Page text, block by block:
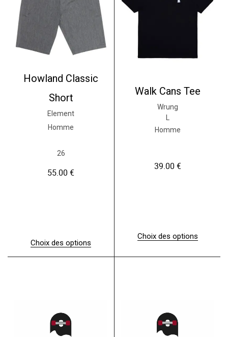
Howland Classic
Short
Element
Homme
26
55.00 €
Choix des options
e
i
t
a
Walk Cans Tee
Wrung
L
Homme
39.00 €
Choix des options
t
a